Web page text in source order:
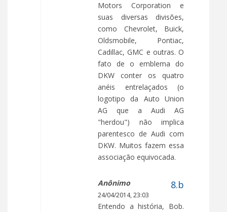
Motors Corporation e
suas diversas divisões,
como Chevrolet, Buick,
Oldsmobile, Pontiac,
Cadillac, GMC e outras. O
fato de o emblema do
DKW conter os quatro
anéis entrelaçados (o
logotipo da Auto Union
AG que a Audi AG
"herdou") não implica
parentesco de Audi com
DKW. Muitos fazem essa
associação equivocada.
Anônimo
24/04/2014, 23:03
Entendo a história, Bob.